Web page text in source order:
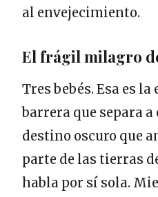
al envejecimiento.
El frágil milagro
Tres bebés. Esa es
barrera que separa
destino oscuro que
parte de las tierras
habla por sí sola.